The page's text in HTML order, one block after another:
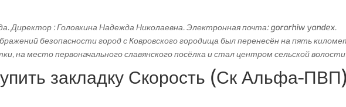
Директор : Головкина Надежда Николаевна. Электронная почта: gorarhiw yandex.
безопасности город с Ковровского городища был перенесён на пять
на место первоначального славянского посёлка и стал центром сельской
закладку Скорость (Ск Альфа-